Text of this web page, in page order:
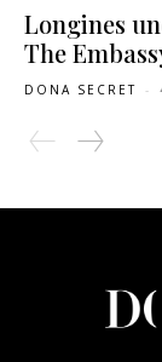
Longines
The
DONA SECRET -